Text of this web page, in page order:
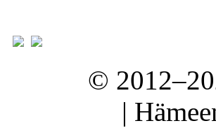
©
|